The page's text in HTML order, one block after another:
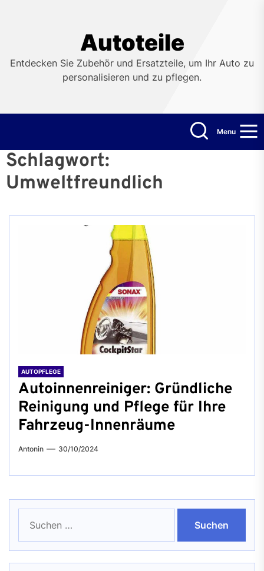
Autoteile
Entdecken Sie Zubehör und Ersatzteile, um Ihr Auto zu
personalisieren und zu pflegen.
Menu
Schlagwort:
Umweltfreundlich
AUTOPFLEGE
Autoinnenreiniger: Gründliche
Reinigung und Pflege für Ihre
Fahrzeug-Innenräume
Antonin 30/10/2024
nach: